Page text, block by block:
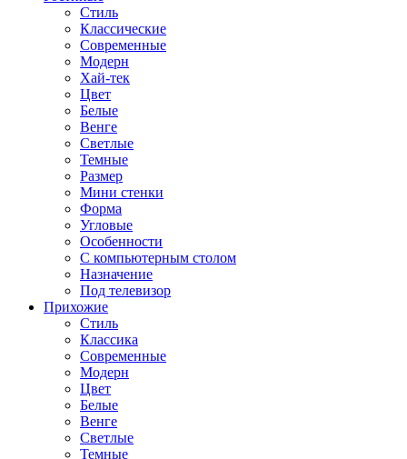
Стиль
Классические
Современные
Модерн
Хай-тек
Цвет
Белые
Венге
Светлые
Темные
Размер
Мини стенки
Форма
Угловые
Особенности
С компьютерным столом
Назначение
Под телевизор
Прихожие
Стиль
Классика
Современные
Модерн
Цвет
Белые
Венге
Светлые
Темные